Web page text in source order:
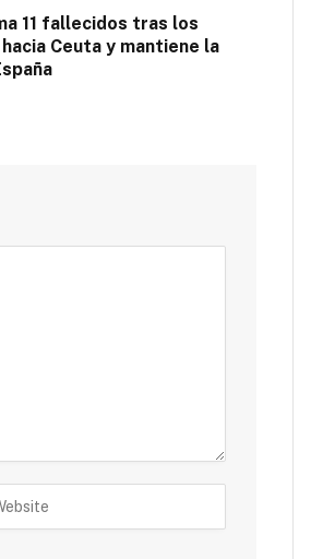
11 fallecidos tras los
Ceuta y mantiene la